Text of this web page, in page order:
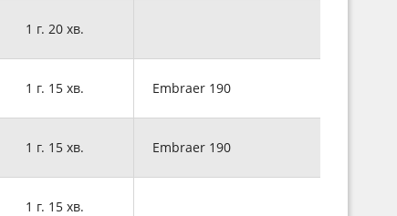
1 г. 20 хв.
1 г. 15 хв. Embraer 190
1 г. 15 хв. Embraer 190
1 г. 15 хв.